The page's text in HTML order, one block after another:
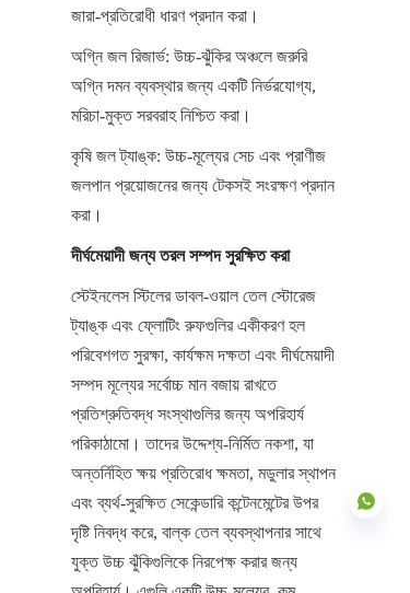
জারা-প্রতিরোধী ধারণ প্রদান করা।
অগ্নি জল রিজার্ভ: উচ্চ-ঝুঁকির অঞ্চলে জরুরি
অগ্নি দমন ব্যবস্থার জন্য একটি নির্ভরযোগ্য,
মরিচা-মুক্ত সরবরাহ নিশ্চিত করা।
কৃষি জল ট্যাঙ্ক: উচ্চ-মূল্যের সেচ এবং প্রাণীজ
জলপান প্রয়োজনের জন্য টেকসই সংরক্ষণ প্রদান
করা।
দীর্ঘমেয়াদী জন্য তরল সম্পদ সুরক্ষিত করা
স্টেইনলেস স্টিলের ডাবল-ওয়াল তেল স্টোরেজ
ট্যাঙ্ক এবং ফ্লোটিং রুফগুলির একীকরণ হল
পরিবেশগত সুরক্ষা, কার্যক্ষম দক্ষতা এবং দীর্ঘমেয়াদী
সম্পদ মূল্যের সর্বোচ্চ মান বজায় রাখতে
প্রতিশ্রুতিবদ্ধ সংস্থাগুলির জন্য অপরিহার্য
পরিকাঠামো। তাদের উদ্দেশ্য-নির্মিত নকশা, যা
অন্তর্নিহিত ক্ষয় প্রতিরোধ ক্ষমতা, মডুলার স্থাপন
এবং ব্যর্থ-সুরক্ষিত সেকেন্ডারি কন্টেনমেন্টের উপর
দৃষ্টি নিবদ্ধ করে, বাল্ক তেল ব্যবস্থাপনার সাথে
যুক্ত উচ্চ ঝুঁকিগুলিকে নিরপেক্ষ করার জন্য